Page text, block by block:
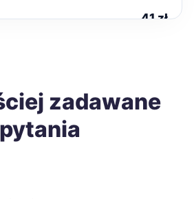
41 zł
41 zł
zadawane
pytania